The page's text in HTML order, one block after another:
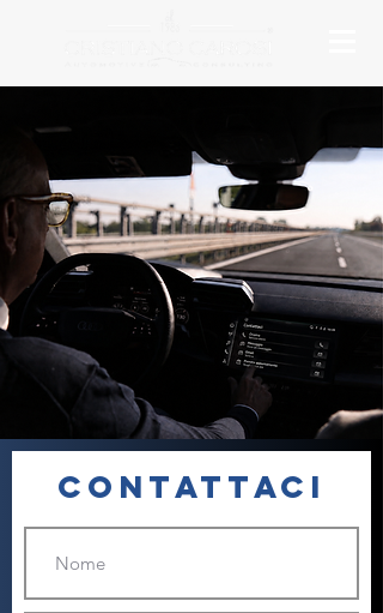
Contattaci